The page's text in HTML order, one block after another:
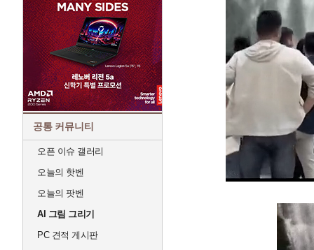
공통 커뮤니티
오픈 이슈 갤러리
오늘의 핫벤
오늘의 팟벤
AI 그림 그리기
PC 견적 게시판